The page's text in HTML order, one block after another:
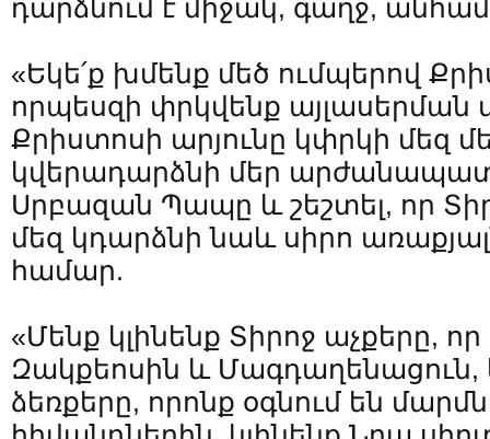
դարձնում է միջակ, գաղջ,
«Եկե՛ք խմենք մեծ ումպերով
որպեսզի փրկվենք
Քրիստոսի արյունը կփրկի մեզ
կվերադարձնի մեր
Սրբազան Պապը և շեշտել, որ
մեզ կդարձնի նաև սիրո
համար.
«Մենք կլինենք Տիրոջ աչքերը,
Զակքեոսին և Մագդաղենացուն,
ձեռքերը, որոնք օգնում են